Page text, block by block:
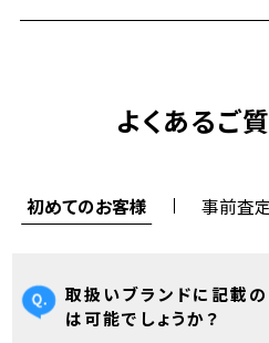
よくあるご
初めてのお客様 事前査定
取扱いブランドに記載
は可能でしょうか？